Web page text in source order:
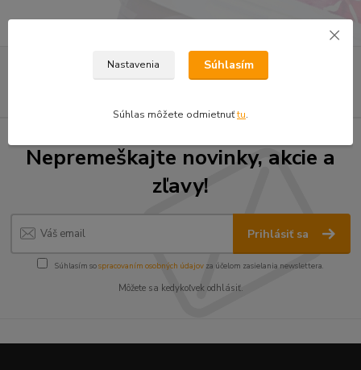
Nepremeškajte novinky, akcie a
zľavy!
Prihlásiť sa
Súhlasím sospracovaním osobných údajov za účelom zasielania newslettera.
Môžete sa kedykoľvek odhlásiť.
Nastavenia Súhlasím
Súhlas môžete odmietnuťtu.